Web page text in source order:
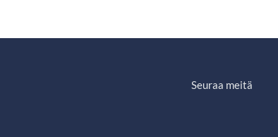
Seuraa meitä